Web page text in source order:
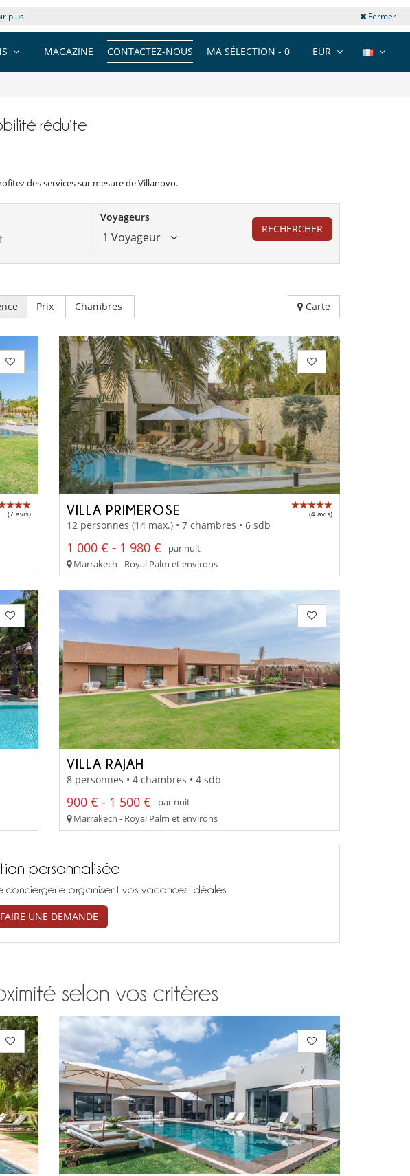
plus Fermer
EUR
MA SÉLECTION - 0
CONTACTEZ-NOUS
MAGAZINE
réduite
des services sur mesure de Villanovo.
Voyageurs
1 Voyageur
RECHERCHER
Prix Chambres Carte
(7 avis) VILLA PRIMEROSE (4 avis)
12 personnes (14 max.) • 7 chambres • 6 sdb
1 000 € - 1 980 €
par nuit
Marrakech - Royal Palm et environs
VILLA RAJAH
8 personnes • 4 chambres • 4 sdb
900 € - 1 500 €
par nuit
Marrakech - Royal Palm et environs
personnalisée
conciergerie organisent vos vacances idéales
FAIRE UNE DEMANDE
selon vos critères